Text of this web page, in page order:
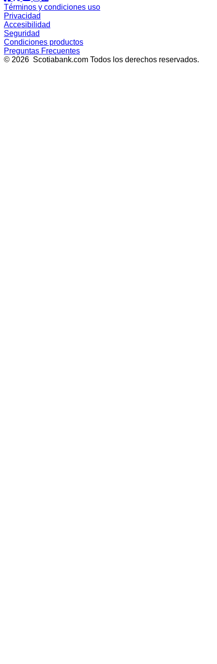
Términos y condiciones uso
Privacidad
Accesibilidad
Seguridad
Condiciones productos
Preguntas Frecuentes
© 2026 Scotiabank.com Todos los derechos reservados.